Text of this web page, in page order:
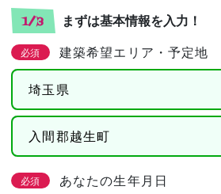
1/3 まずは基本情報を入力！
必須 建築希望エリア・予定地
必須 あなたの生年月日